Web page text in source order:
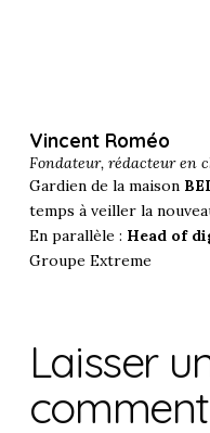
Vincent Roméo
Fondateur, rédacteur en
Gardien de la maison
temps à veiller la
En parallèle : Head of
Groupe Extreme
Laisser